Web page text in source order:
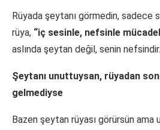
Rüyada şeytanı görmedin, sadece
rüya, “iç sesinle, nefsinle
aslında şeytan değil, senin
Şeytanı unuttuysan, rüyadan
gelmediyse
Bazen şeytan rüyası görürsün ama